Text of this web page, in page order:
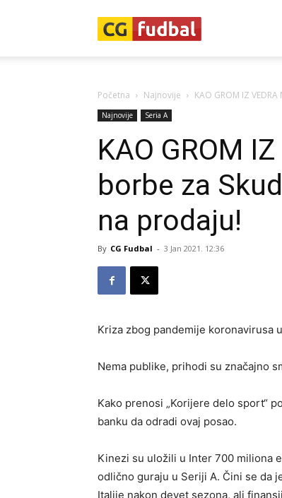
Početna Najnovije KAO GROM IZ
Najnovije Seria A
KAO GROM
borbe za
na prodaju!
By CG Fudbal - 3 Jan 2021. 12:36
Kriza zbog pandemije koronavirusa
Nema publike, prihodi su značajno
Kako prenosi „Korijere delo sport“
banku da odradi ovaj posao.
Kinezi su uložili u Inter 700 miliona
odlično guraju u Seriji A. Čini se da
Italije nakon devet sezona, ali